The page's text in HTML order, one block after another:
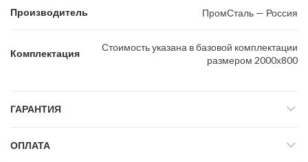
Производитель ПромСталь — Россия
Комплектация
Стоимость указана в базовой комплектации
размером 2000х800
ГАРАНТИЯ
ОПЛАТА